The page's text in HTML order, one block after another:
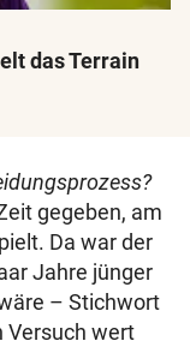
das Terrain
gegeben, am
Da war der
Jahre jünger
– Stichwort
Versuch wert